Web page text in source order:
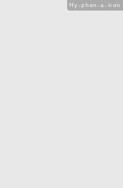
Hy-phen-a-tion